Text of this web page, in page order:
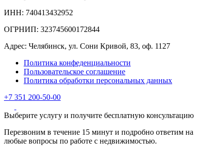
ИНН: 740413432952
ОГРНИП: 323745600172844
Адрес: Челябинск, ул. Сони Кривой, 83, оф. 1127
Политика конфеденциальности
Пользовательское соглашение
Политика обработки персональных данных
+7 351 200-50-00
Выберите услугу и получите бесплатную консультацию
Перезвоним в течение 15 минут и подробно ответим на
любые вопросы по работе с недвижимостью.